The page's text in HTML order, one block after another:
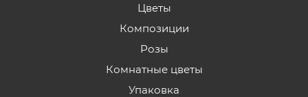
Цветы
Композиции
Розы
Комнатные цветы
Упаковка